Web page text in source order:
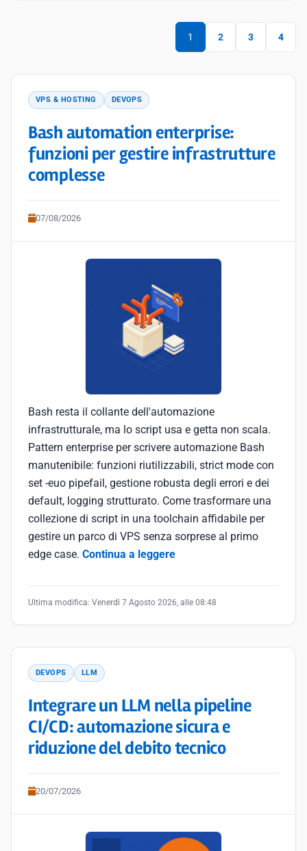
1 2 3 4
VPS & HOSTING DEVOPS
Bash automation enterprise:
funzioni per gestire infrastrutture
complesse
07/08/2026
Bash resta il collante dell'automazione
infrastrutturale, ma lo script usa e getta non scala.
Pattern enterprise per scrivere automazione Bash
manutenibile: funzioni riutilizzabili, strict mode con
set -euo pipefail, gestione robusta degli errori e dei
default, logging strutturato. Come trasformare una
collezione di script in una toolchain affidabile per
gestire un parco di VPS senza sorprese al primo
edge case. Continua a leggere
Ultima modifica: Venerdì 7 Agosto 2026, alle 08:48
DEVOPS LLM
Integrare un LLM nella pipeline
CI/CD: automazione sicura e
riduzione del debito tecnico
20/07/2026